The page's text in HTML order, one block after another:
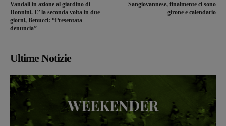
Vandali in azione al giardino di
Donnini. E’ la seconda volta in due
giorni, Benucci: “Presentata
denuncia”
Sangiovannese, finalmente ci sono
girone e calendario
Ultime Notizie